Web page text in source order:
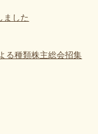
ました
る種類株主総会招集